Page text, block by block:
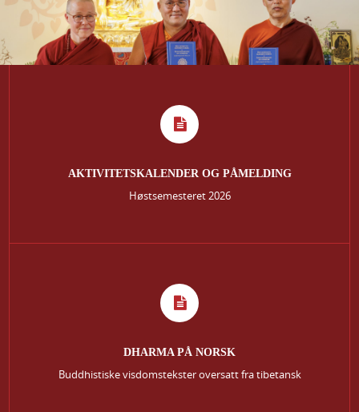
AKTIVITETSKALENDER OG PÅMELDING
Høstsemesteret 2026
DHARMA PÅ NORSK
Buddhistiske visdomstekster oversatt fra tibetansk